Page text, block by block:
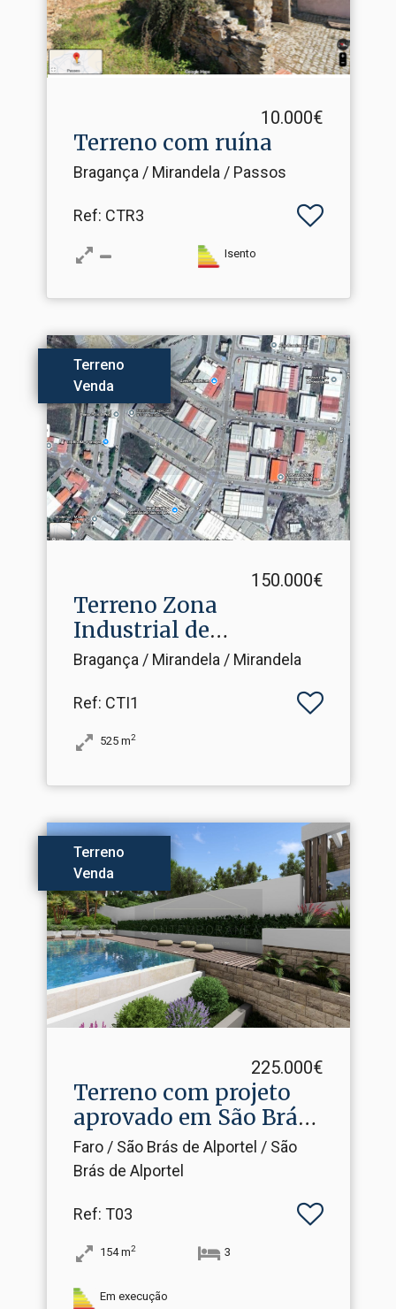
10.000€
Terreno com ruína
Bragança / Mirandela / Passos
Ref: CTR3
Isento
Terreno
Venda
150.000€
Terreno Zona
Industrial de
Mirandela
Bragança / Mirandela / Mirandela
Ref: CTI1
525 m2
Terreno
Venda
225.000€
Terreno com projeto
aprovado em São Brás
de A.​..
Faro / São Brás de Alportel / São
Brás de Alportel
Ref: T03
154m2 3
Em execução